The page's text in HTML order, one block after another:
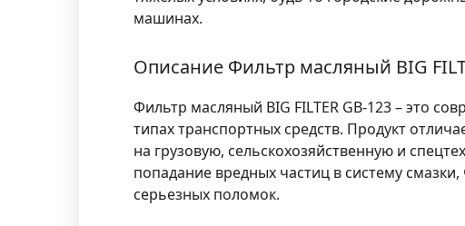
машинах.
Описание Фильтр масляный BIG
Фильтр масляный BIG FILTER GB-123 – это
типах транспортных средств. Продукт
на грузовую, сельскохозяйственную и
попадание вредных частиц в систему
серьезных поломок.